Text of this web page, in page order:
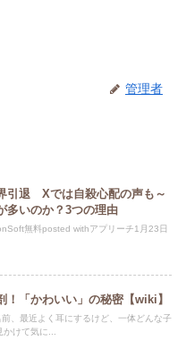
管理者
引退 Xでは自殺心配の声も～
多いのか？3つの理由
無料posted withアプリーチ1月23日
！「かわいい」の秘密【wiki】
前、最近よく耳にするけど、一体どんな子
けて気に...